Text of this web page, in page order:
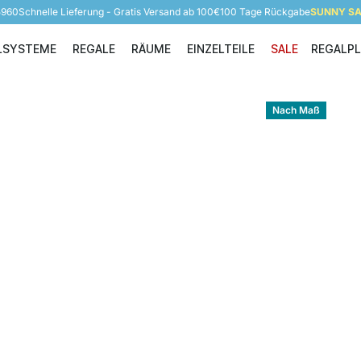
Schnelle Lieferung - Gratis Versand ab 100€100 Tage RückgabeSUNNY
Regalsysteme
REGALE
Regale
RÄUME
Räume
EINZELTEILE
Einzelteile
SALE
Nach Maß